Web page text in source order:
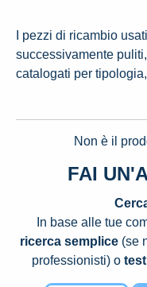
I pezzi di ricambio
successivamente
catalogati per
Non è il
FAI
In base alle tue
ricerca semplice (se
professionisti) o